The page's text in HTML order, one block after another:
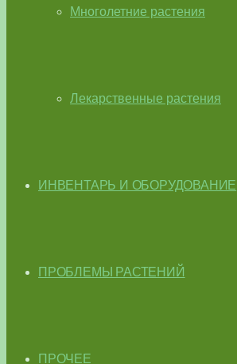
Многолетние растения
Лекарственные растения
ИНВЕНТАРЬ И ОБОРУДОВАНИЕ
ПРОБЛЕМЫ РАСТЕНИЙ
ПРОЧЕЕ